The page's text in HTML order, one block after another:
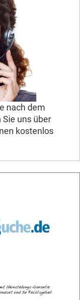
nach dem
uns über
kostenlos